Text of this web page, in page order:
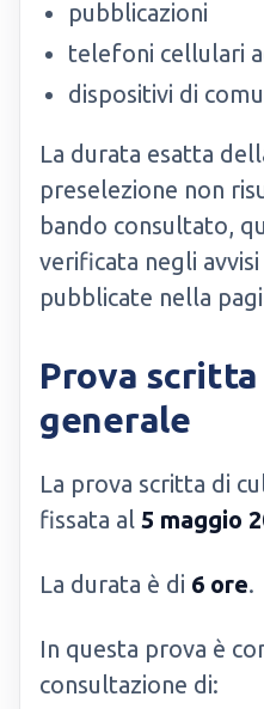
pubblicazioni
telefoni cellulari
dispositivi di
La durata esatta
preselezione non
bando consultato,
verificata negli
pubblicate nella
Prova
generale
La prova scritta di
fissata al 5 maggio
La durata è di 6 ore.
In questa prova è
consultazione di: